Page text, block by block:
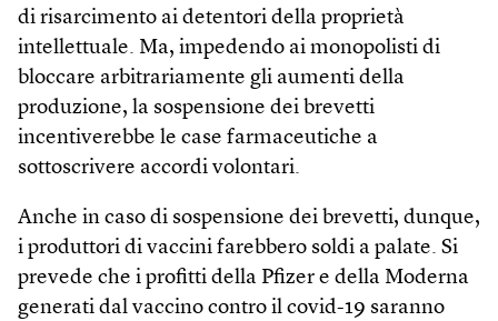
di risarcimento ai detentori della proprietà
intellettuale. Ma, impedendo ai monopolisti di
bloccare arbitrariamente gli aumenti della
produzione, la sospensione dei brevetti
incentiverebbe le case farmaceutiche a
sottoscrivere accordi volontari.
Anche in caso di sospensione dei brevetti, dunque,
i produttori di vaccini farebbero soldi a palate. Si
prevede che i profitti della Pfizer e della Moderna
generati dal vaccino contro il covid-19 saranno